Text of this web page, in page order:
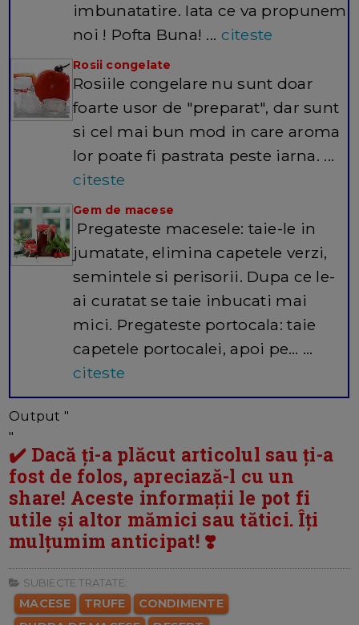
imbunatatire. Iata ce va propunem
noi ! Pofta Buna! ... citeste
Rosii congelate
Rosiile congelare nu sunt doar
foarte usor de "preparat", dar sunt
si cel mai bun mod in care aroma
lor poate fi pastrata peste iarna. ...
citeste
Gem de macese
Pregateste macesele: taie-le in
jumatate, elimina capetele verzi,
semintele si perisorii. Dupa ce le-
ai curatat se taie inbucati mai
mici. Pregateste portocala: taie
capetele portocalei, apoi pe… ...
citeste
Output "
"
✔️ Dacă ți-a plăcut articolul sau ți-a
fost de folos, apreciază-l cu un
share! Aceste informații le pot fi
utile și altor mămici sau tătici. Îți
mulțumim anticipat! ❣️
SUBIECTE TRATATE:
MACESE TRUFE
CONDIMENTE